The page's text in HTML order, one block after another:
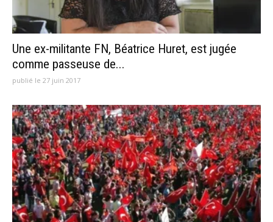
Une ex-militante FN, Béatrice Huret, est jugée
comme passeuse de...
publié le 27 juin 2017